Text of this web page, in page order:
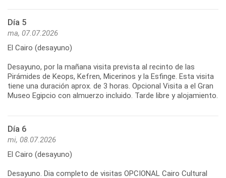
Día 5
ma, 07.07.2026
El Cairo (desayuno)
Desayuno, por la mañana visita prevista al recinto de las
Pirámides de Keops, Kefren, Micerinos y la Esfinge. Esta visita
tiene una duración aprox. de 3 horas. Opcional Visita a el Gran
Museo Egipcio con almuerzo incluido. Tarde libre y alojamiento.
Día 6
mi, 08.07.2026
El Cairo (desayuno)
Desayuno. Dia completo de visitas OPCIONAL Cairo Cultural